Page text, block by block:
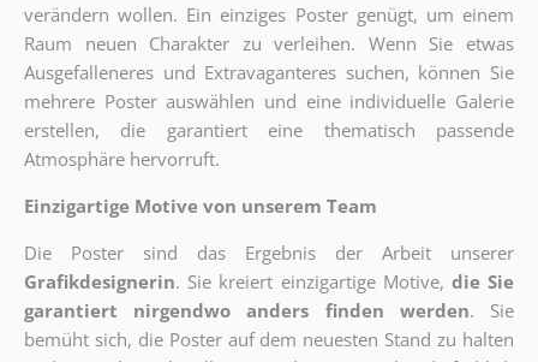
verändern wollen. Ein einziges Poster genügt, um einem
Raum neuen Charakter zu verleihen. Wenn Sie etwas
Ausgefalleneres und Extravaganteres suchen, können Sie
mehrere Poster auswählen und eine individuelle Galerie
erstellen, die garantiert eine thematisch passende
Atmosphäre hervorruft.
Einzigartige Motive von unserem Team
Die Poster sind das Ergebnis der Arbeit unserer
Grafikdesignerin. Sie kreiert einzigartige Motive, die Sie
garantiert nirgendwo anders finden werden. Sie
bemüht sich, die Poster auf dem neuesten Stand zu halten